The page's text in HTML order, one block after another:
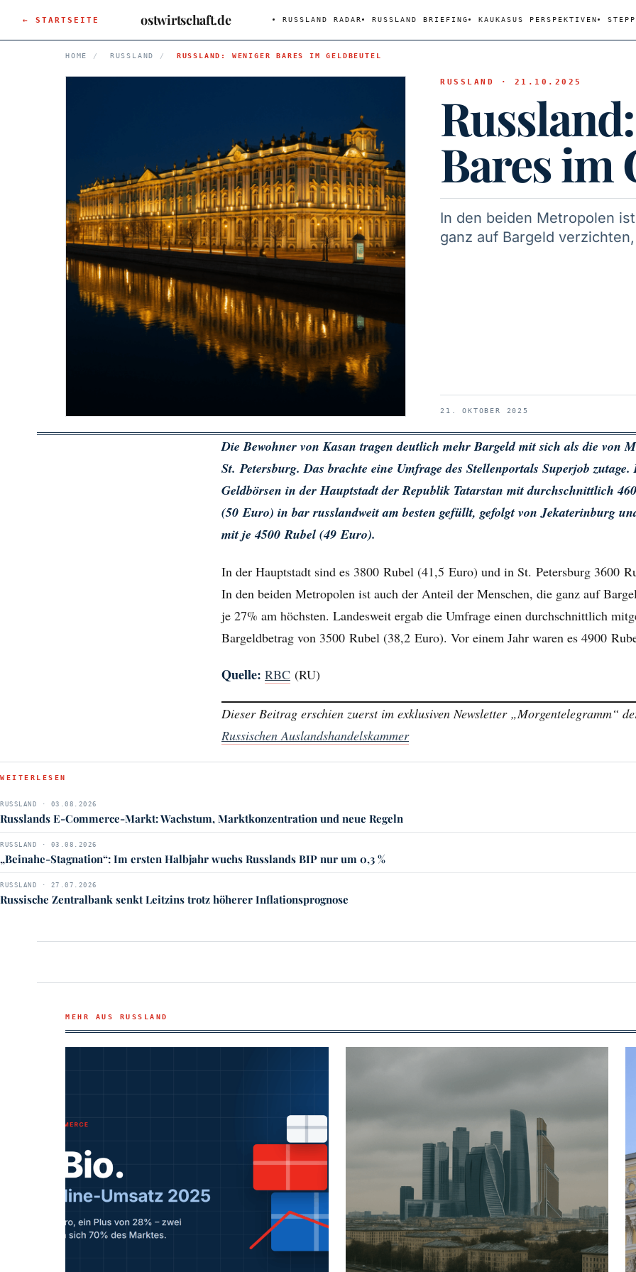
← STARTSEITE ostwirtschaft.de RUSSLAND RADAR RUSSLAND BRIEFING KAUKASUS PERSPEKTIVEN
HOME / RUSSLAND / RUSSLAND: WENIGER BARES IM GELDBEUTEL
RUSSLAND · 21.10.2025
Bares im
In den beiden Metropolen
ganz auf Bargeld
21. OKTOBER 2025
Die Bewohner von Kasan tragen deutlich mehr Bargeld mit sich als die von
St. Petersburg. Das brachte eine Umfrage des Stellenportals Superjob
Geldbörsen in der Hauptstadt der Republik Tatarstan mit durchschnittlich
(50 Euro) in bar russlandweit am besten gefüllt, gefolgt von Jekaterinburg
mit je 4500 Rubel (49 Euro).
In der Hauptstadt sind es 3800 Rubel (41,5 Euro) und in St. Petersburg 3600
In den beiden Metropolen ist auch der Anteil der Menschen, die ganz auf
je 27% am höchsten. Landesweit ergab die Umfrage einen durchschnittlich
Bargeldbetrag von 3500 Rubel (38,2 Euro). Vor einem Jahr waren es 4900
Quelle: RBC (RU)
Dieser Beitrag erschien zuerst im exklusiven Newsletter „Morgentelegramm“
Russischen Auslandshandelskammer
WEITERLESEN
RUSSLAND · 03.08.2026
Russlands E-Commerce-Markt: Wachstum, Marktkonzentration und neue Regeln
RUSSLAND · 03.08.2026
„Beinahe-Stagnation“: Im ersten Halbjahr wuchs Russlands BIP nur um 0,3 %
RUSSLAND · 27.07.2026
Russische Zentralbank senkt Leitzins trotz höherer Inflationsprognose
MEHR AUS RUSSLAND